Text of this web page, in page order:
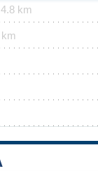
4.8 km
km